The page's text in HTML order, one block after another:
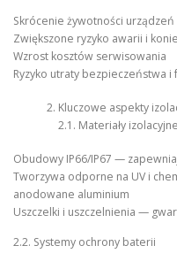
Skrócenie żywotności urządzeń
Zwiększone ryzyko awarii i
Wzrost kosztów serwisowania
Ryzyko utraty bezpieczeństwa i
Kluczowe aspekty
2.1. Materiały
Obudowy IP66/IP67 —
Tworzywa odporne na UV i
anodowane aluminium
Uszczelki i uszczelnienia —
2.2. Systemy ochrony baterii